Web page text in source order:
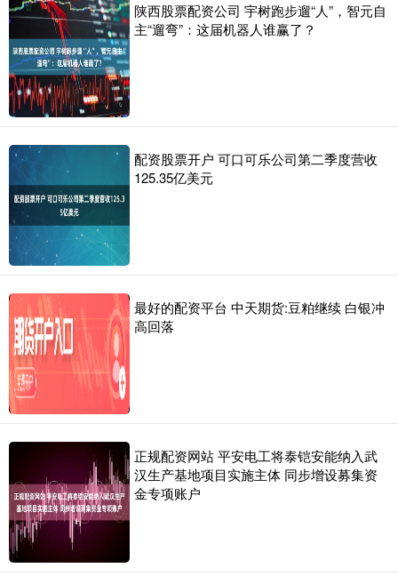
陕西股票配资公司 宇树跑步遛“人”，智元自
主“遛弯”：这届机器人谁赢了？
配资股票开户 可口可乐公司第二季度营收
125.35亿美元
最好的配资平台 中天期货:豆粕继续 白银冲
高回落
正规配资网站 平安电工将泰铠安能纳入武
汉生产基地项目实施主体 同步增设募集资
金专项账户